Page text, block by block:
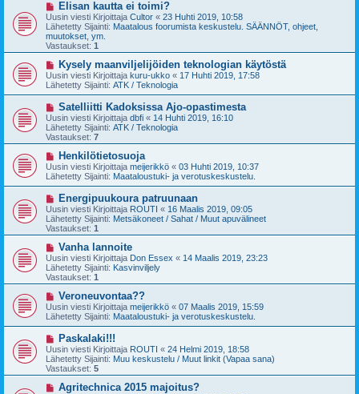
e
s
t
i
U
u
s
i
v
i
e
s
t
i
Elisan kautta ei toimi?
Uusin viesti Kirjoittaja Cultor « 23 Huhti 2019, 10:58
Lähetetty Sijainti: Maatalous foorumista keskustelu. SÄÄNNÖT, ohjeet,
muutokset, ym.
Vastaukset: 1
U
u
s
i
v
e
s
t
Kysely maanviljelijöiden teknologian käytöstä
Uusin viesti Kirjoittaja kuru-ukko « 17 Huhti 2019, 17:58
Lähetetty Sijainti: ATK / Teknologia
U
u
s
i
v
e
s
t
Satelliitti Kadoksissa Ajo-opastimesta
Uusin viesti Kirjoittaja dbfi « 14 Huhti 2019, 16:10
Lähetetty Sijainti: ATK / Teknologia
Vastaukset: 7
U
u
s
i
v
e
s
t
Henkilötietosuoja
Uusin viesti Kirjoittaja meijerikkö « 03 Huhti 2019, 10:37
Lähetetty Sijainti: Maataloustuki- ja verotuskeskustelu.
U
u
s
i
v
s
t
i
Energipuukoura patruunaan
Uusin viesti Kirjoittaja ROUTI « 16 Maalis 2019, 09:05
Lähetetty Sijainti: Metsäkoneet / Sahat / Muut apuvälineet
Vastaukset: 1
U
u
s
i
v
s
t
Vanha lannoite
Uusin viesti Kirjoittaja Don Essex « 14 Maalis 2019, 23:23
Lähetetty Sijainti: Kasvinviljely
Vastaukset: 1
U
u
s
i
v
e
s
t
Veroneuvontaa??
Uusin viesti Kirjoittaja meijerikkö « 07 Maalis 2019, 15:59
Lähetetty Sijainti: Maataloustuki- ja verotuskeskustelu.
U
u
s
i
v
Paskalaki!!!
Uusin viesti Kirjoittaja ROUTI « 24 Helmi 2019, 18:58
Lähetetty Sijainti: Muu keskustelu / Muut linkit (Vapaa sana)
Vastaukset: 5
U
Agritechnica 2015 majoitus?